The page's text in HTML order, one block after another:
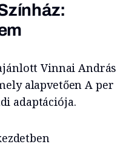
Vinnai András
alapvetően A per
adaptációja.